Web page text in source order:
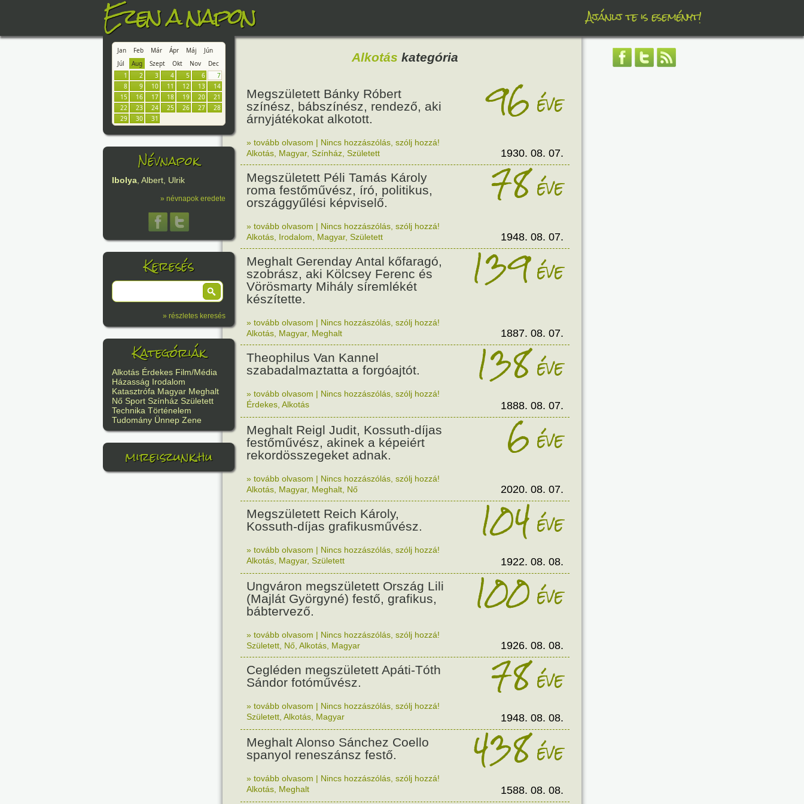
Ezen a napon Ajánlj te is eseményt!
Jan Feb Már Ápr Máj
Jún
Júl
Aug Szept Okt Nov
Dec
1
2 3 4 5 6
7
8
9 10 11 12 13
14
15
16 17 18 19 20
21
22
23 24 25 26 27
28
29
30 31
Névnapok
Ibolya, Albert, Ulrik
» névnapok eredete
Keresés
» részletes keresés
Kategóriák
Alkotás Érdekes Film/Média
Házasság Irodalom
Katasztrófa Magyar Meghalt
Nő Sport Színház Született
Technika Történelem
Tudomány Ünnep Zene
mireiszunk.hu
Alkotás kategória
Megszületett Bánky Róbert
színész, bábszínész, rendező, aki
árnyjátékokat alkotott.
96 éve
» tovább olvasom | Nincs hozzászólás, szólj hozzá!
Alkotás Magyar, Színház Született 1930. 08. 07.
Megszületett Péli Tamás Károly
roma festőművész, író, politikus,
országgyűlési képviselő.
78éve
» tovább olvasom | Nincs hozzászólás, szólj hozzá!
Alkotás Irodalom Magyar, Született 1948. 08. 07.
Meghalt Gerenday Antal kőfaragó,
szobrász, aki Kölcsey Ferenc és
Vörösmarty Mihály síremlékét
készítette.
139éve
» tovább olvasom | Nincs hozzászólás, szólj hozzá!
Alkotás Magyar, Meghalt 1887. 08. 07.
Theophilus Van Kannel
szabadalmaztatta a forgóajtót.
138éve
» tovább olvasom | Nincs hozzászólás, szólj hozzá!
Érdekes Alkotás 1888. 08. 07.
Meghalt Reigl Judit, Kossuth-díjas
festőművész, akinek a képeiért
rekordösszegeket adnak.
6éve
» tovább olvasom | Nincs hozzászólás, szólj hozzá!
Alkotás Magyar, Meghalt Nő 2020. 08. 07.
Megszületett Reich Károly,
Kossuth-díjas grafikusművész.
104éve
» tovább olvasom | Nincs hozzászólás, szólj hozzá!
Alkotás Magyar, Született 1922. 08. 08.
Ungváron megszületett Ország Lili
(Majlát Györgyné) festő, grafikus,
bábtervező.
100éve
» tovább olvasom | Nincs hozzászólás, szólj hozzá!
Született Nő Alkotás Magyar 1926. 08. 08.
Cegléden megszületett Apáti-Tóth
Sándor fotóművész.
78éve
» tovább olvasom | Nincs hozzászólás, szólj hozzá!
Született Alkotás Magyar 1948. 08. 08.
Meghalt Alonso Sánchez Coello
spanyol reneszánsz festő.
438éve
» tovább olvasom | Nincs hozzászólás, szólj hozzá!
Alkotás Meghalt 1588. 08. 08.